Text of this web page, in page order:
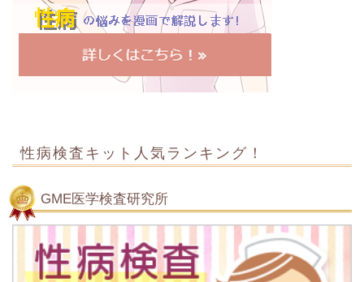
性病検査キット人気ランキング！
GME医学検査研究所